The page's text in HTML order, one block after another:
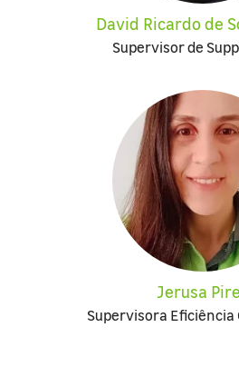
David Ricardo de
Supervisor de
Jerusa
Supervisora